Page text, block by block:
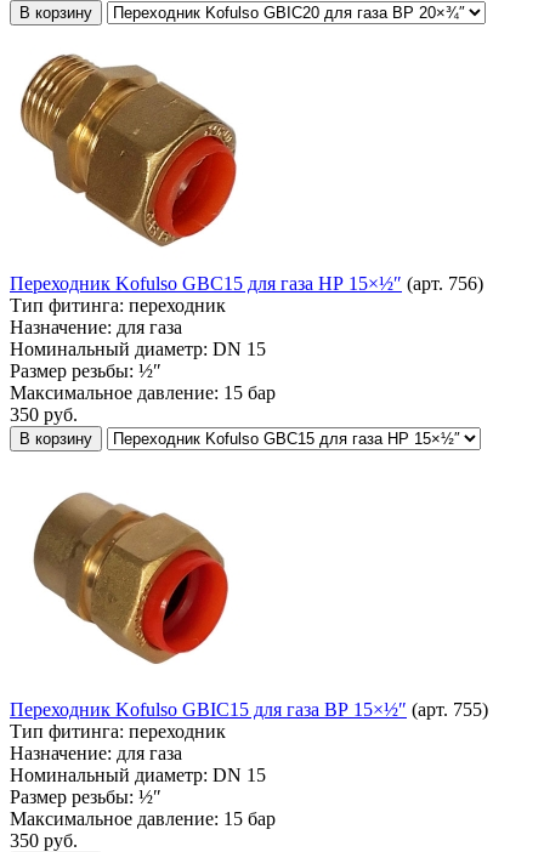
В корзину
Переходник Kofulso GBC15 для газа НР 15×½″ (арт. 756)
Тип фитинга: переходник
Назначение: для газа
Номинальный диаметр: DN 15
Размер резьбы: ½″
Максимальное давление: 15 бар
350 руб.
В корзину
Переходник Kofulso GBIC15 для газа ВР 15×½″ (арт. 755)
Тип фитинга: переходник
Назначение: для газа
Номинальный диаметр: DN 15
Размер резьбы: ½″
Максимальное давление: 15 бар
350 руб.